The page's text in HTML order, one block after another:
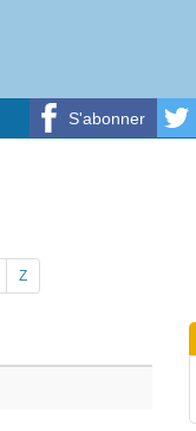
S'abonner
Z